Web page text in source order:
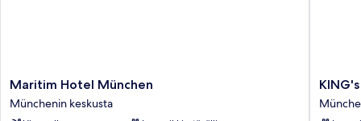
Maritim
Hotel
München
Maritim Hotel München
Münchenin keskusta
KING's
HOTEL
Center